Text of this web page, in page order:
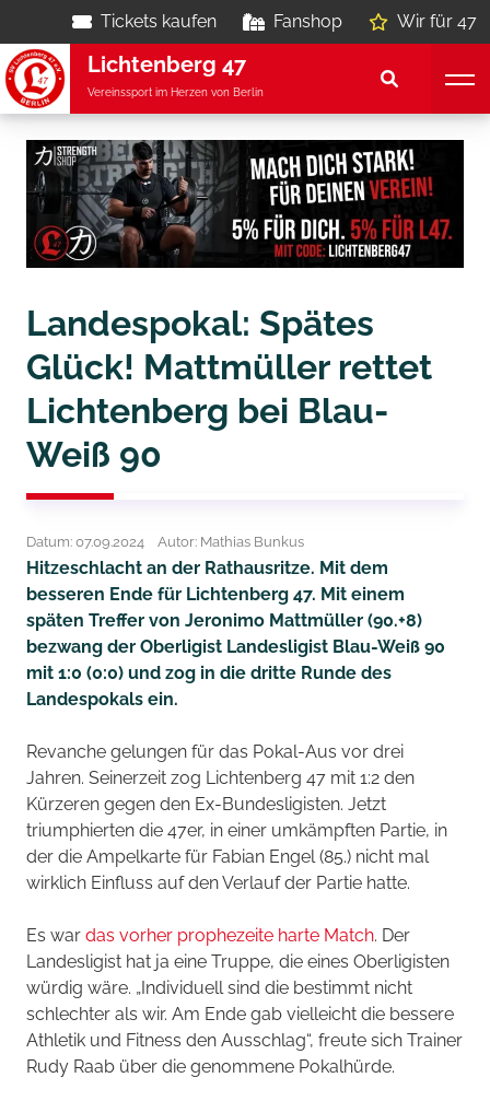
Tickets kaufen Fanshop Wir für 47
Lichtenberg 47
Vereinssport im Herzen von Berlin
Landespokal: Spätes
Glück! Mattmüller rettet
Lichtenberg bei Blau-
Weiß 90
Datum: 07.09.2024 Autor: Mathias Bunkus
Hitzeschlacht an der Rathausritze. Mit dem
besseren Ende für Lichtenberg 47. Mit einem
späten Treffer von Jeronimo Mattmüller (90.+8)
bezwang der Oberligist Landesligist Blau-Weiß 90
mit 1:0 (0:0) und zog in die dritte Runde des
Landespokals ein.
Revanche gelungen für das Pokal-Aus vor drei
Jahren. Seinerzeit zog Lichtenberg 47 mit 1:2 den
Kürzeren gegen den Ex-Bundesligisten. Jetzt
triumphierten die 47er, in einer umkämpften Partie, in
der die Ampelkarte für Fabian Engel (85.) nicht mal
wirklich Einfluss auf den Verlauf der Partie hatte.
Es war das vorher prophezeite harte Match. Der
Landesligist hat ja eine Truppe, die eines Oberligisten
würdig wäre. „Individuell sind die bestimmt nicht
schlechter als wir. Am Ende gab vielleicht die bessere
Athletik und Fitness den Ausschlag“, freute sich Trainer
Rudy Raab über die genommene Pokalhürde.